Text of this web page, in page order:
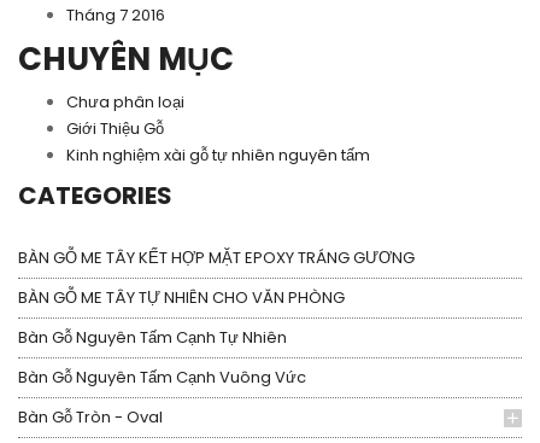
Tháng 7 2016
CHUYÊN MỤC
Chưa phân loại
Giới Thiệu Gỗ
Kinh nghiệm xài gỗ tự nhiên nguyên tấm
CATEGORIES
BÀN GỖ ME TÂY KẾT HỢP MẶT EPOXY TRÁNG GƯƠNG
BÀN GỖ ME TÂY TỰ NHIÊN CHO VĂN PHÒNG
Bàn Gỗ Nguyên Tấm Cạnh Tự Nhiên
Bàn Gỗ Nguyên Tấm Cạnh Vuông Vức
Bàn Gỗ Tròn - Oval